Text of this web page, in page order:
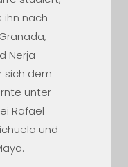
ihn nach
Nerja
sich dem
unter
Rafael
und